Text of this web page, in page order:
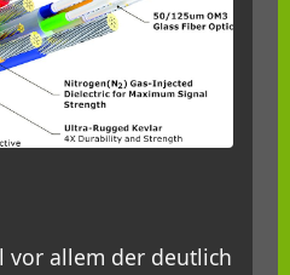
vor allem der deutlich